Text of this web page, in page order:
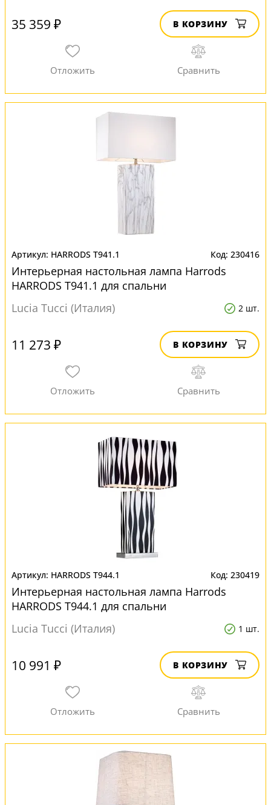
35 359 ₽ В КОРЗИНУ
HARRODS T941.1 230416
Интерьерная настольная лампа Harrods
HARRODS T941.1 для спальни
Lucia Tucci (Италия)
2 шт.
11 273 ₽ В КОРЗИНУ
HARRODS T944.1 230419
Интерьерная настольная лампа Harrods
HARRODS T944.1 для спальни
Lucia Tucci (Италия)
1 шт.
10 991 ₽ В КОРЗИНУ